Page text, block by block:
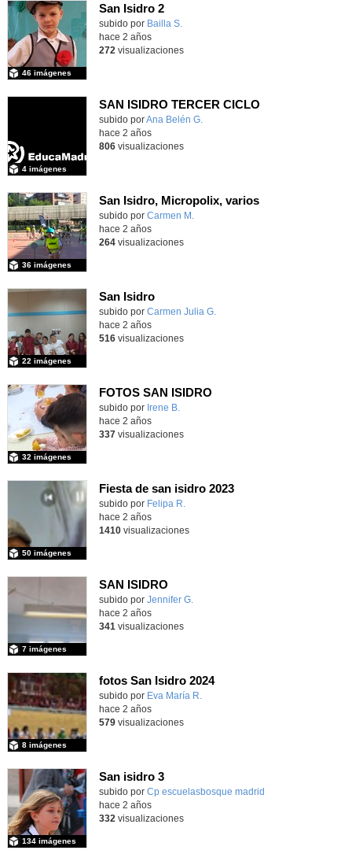
San Isidro 2
subido por Bailla S.
46 imágenes
hace 2 años
272 visualizaciones
SAN ISIDRO TERCER CICLO
subido porAna Belén G.
4 imágenes
hace 2 años
806visualizaciones
San Isidro, Micropolix, varios
subido por Carmen M.
36 imágenes
hace 2 años
264visualizaciones
San Isidro
subido por Carmen Julia G.
22 imágenes
hace 2 años
516visualizaciones
FOTOS SAN ISIDRO
subido por Irene B.
32 imágenes
hace 2 años
337visualizaciones
Fiesta de san isidro 2023
subido por Felipa R.
50 imágenes
hace 2 años
1410visualizaciones
SAN ISIDRO
subido por Jennifer G.
7 imágenes
hace 2 años
341 visualizaciones
fotos San Isidro 2024
Contenido educativo.
subido por Eva María R.
8 imágenes
hace 2 años
579visualizaciones
San isidro 3
subido por Cp escuelasbosque madrid
134 imágenes
hace 2 años
332 visualizaciones